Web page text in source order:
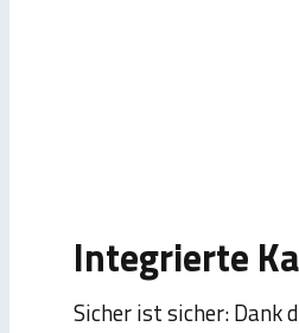
Integrierte
Sicher ist sicher: Dank